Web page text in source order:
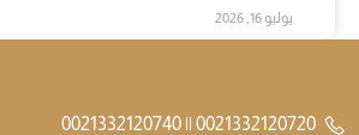
يوليو 16, 2026
0021332120720 || 0021332120740